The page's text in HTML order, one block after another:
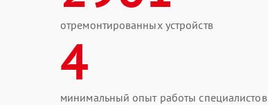
отремонтированных устройств
4
минимальный опыт работы специалистов